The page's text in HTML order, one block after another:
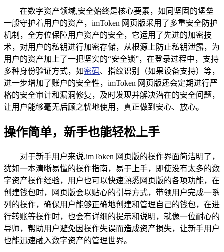
在数字资产领域,安全始终是核心要素，如同坚固的堡垒
一般守护着用户的资产，imToken 网页版采用了多重安全防护
机制，全方位保障用户资产的安全，它运用了先进的加密技
术，对用户的私钥进行加密存储，从根源上防止私钥泄露，为
用户的资产加上了一把坚实的“安全锁”，在登录过程中，支持
多种身份验证方式，如密码、指纹识别（如果设备支持）等，
进一步增加了账户的安全性，imToken 网页版还会定期进行严
格的安全审计和漏洞修复，及时发现并解决潜在的安全问题，
让用户能够毫无后顾之忧地使用，真正做到安心、放心。
操作简单，新手也能轻松上手
对于新手用户来说,imToken 网页版的操作界面简洁明了，
犹如一本清晰易懂的操作指南，易于上手，即使没有太多的数
字资产操作经验，用户也可以快速熟悉网页版的各项功能，在
创建钱包时，网页版会以贴心的引导方式，带领用户完成一系
列的操作，确保用户能够正确地创建和管理自己的钱包，在进
行转账等操作时，也会有详细的提示和说明，就像一位耐心的
导师，帮助用户避免因操作失误而造成资产损失，让新手用户
也能迅速融入数字资产的管理世界。